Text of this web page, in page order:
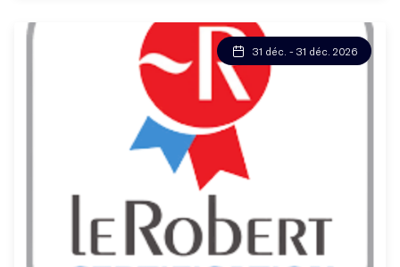
31 déc. - 31 déc. 2026